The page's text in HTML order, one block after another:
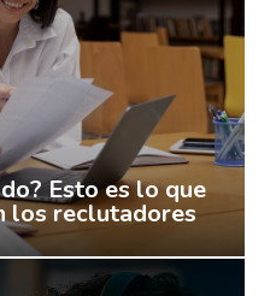
Esto es lo que
los reclutadores